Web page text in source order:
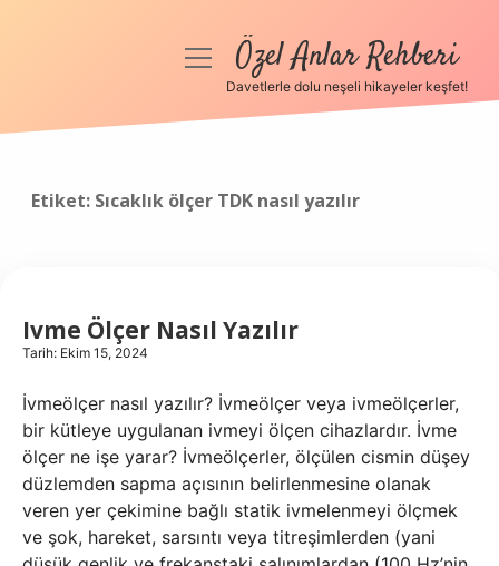
Anasayfa
menüyüÖzel Anlar Rehberi
Davetlerle dolu neşeli hikayeler keşfet!
Etiket: Sıcaklık ölçer TDK nasıl yazılır
Ivme Ölçer Nasıl Yazılır
Tarih: Ekim 15, 2024
İvmeölçer nasıl yazılır? İvmeölçer veya ivmeölçerler,
bir kütleye uygulanan ivmeyi ölçen cihazlardır. İvme
ölçer ne işe yarar? İvmeölçerler, ölçülen cismin düşey
düzlemden sapma açısının belirlenmesine olanak
veren yer çekimine bağlı statik ivmelenmeyi ölçmek
ve şok, hareket, sarsıntı veya titreşimlerden (yani